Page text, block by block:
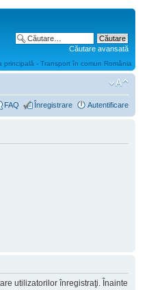
Căutare avansată
principală - Transport în comun România
FAQ Înregistrare Autentificare
utilizatorilor înregistraţi. Înainte